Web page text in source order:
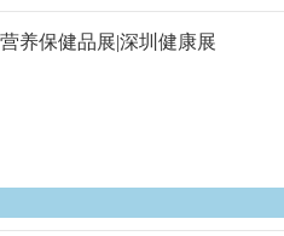
养保健品展|深圳健康展